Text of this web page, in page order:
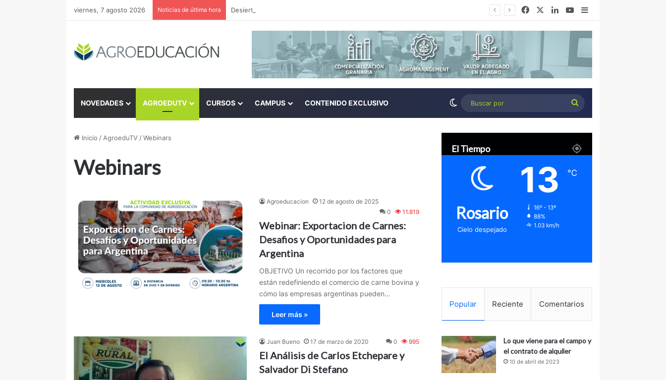
viernes, 7 agosto 2026 Noticias de última hora FacebookLinkedInYouTubeBarra lateral
NOVEDADES AGROEDUTV CURSOS CAMPUS CONTENIDO EXCLUSIVO Switch skin
Buscar
por
Inicio / AgroeduTV / Webinars
Webinars
Agroeducacion
12 de agosto de 2025
0
11.819
Webinar: Exportacion de Carnes:
Desafios y Oportunidades para
Argentina
OBJETIVO Un recorrido por los factores que
están redefiniendo el comercio de carne bovina y
cómo las empresas argentinas pueden…
Leer más »
Juan Bueno 17 de marzo de 2020 0 995
El Análisis de Carlos Etchepare y
Salvador Di Stefano
El Tiempo
Rosario
Cielo despejado
13 ℃
16º - 13º
88%
1.03 km/h
Popular Reciente Comentarios
Lo que viene para el campo y
el contrato de alquiler
10 de abril de 2023